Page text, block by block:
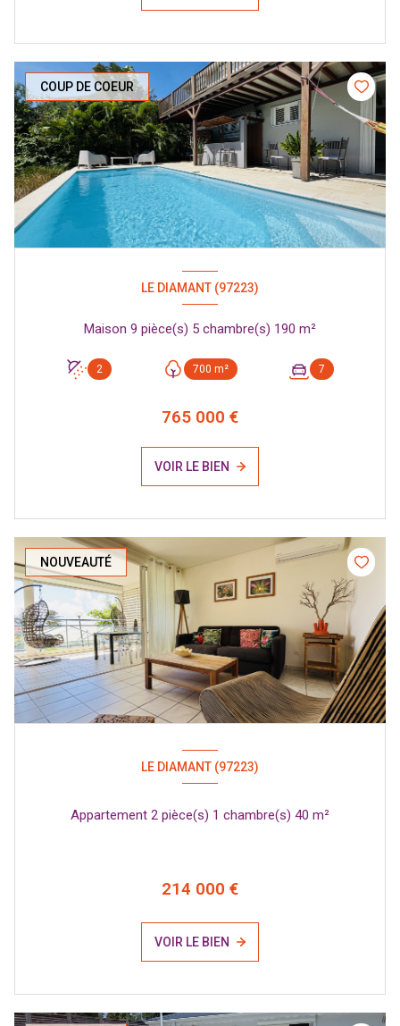
COUP DE COEUR
LE DIAMANT (97223)
Maison 9 pièce(s) 5 chambre(s) 190 m²
2 700 m² 7
765 000 €
VOIR LE BIEN
NOUVEAUTÉ
LE DIAMANT (97223)
Appartement 2 pièce(s) 1 chambre(s) 40 m²
214 000 €
VOIR LE BIEN